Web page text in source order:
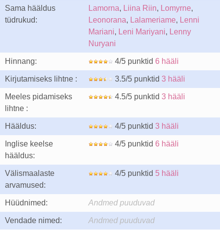
Sama hääldus
tüdrukud:
Lamorna, Liina Riin, Lomyrne,
Leonorana, Lalameriame, Lenni
Mariani, Leni Mariyani, Lenny
Nuryani
Hinnang: 4/5 punktid 6 hääli
Kirjutamiseks lihtne : 3.5/5 punktid 3 hääli
Meeles pidamiseks
lihtne :
4.5/5 punktid 3 hääli
Hääldus: 4/5 punktid 3 hääli
Inglise keelse
hääldus:
4/5 punktid 6 hääli
Välismaalaste
arvamused:
4/5 punktid 5 hääli
Hüüdnimed: Andmed puuduvad
Vendade nimed: Andmed puuduvad